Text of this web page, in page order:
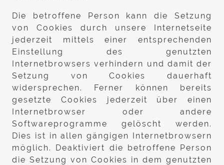
Die betroffene Person kann die Setzung
von Cookies durch unsere Internetseite
jederzeit mittels einer entsprechenden
Einstellung des genutzten
Internetbrowsers verhindern und damit der
Setzung von Cookies dauerhaft
widersprechen. Ferner können bereits
gesetzte Cookies jederzeit über einen
Internetbrowser oder andere
Softwareprogramme gelöscht werden.
Dies ist in allen gängigen Internetbrowsern
möglich. Deaktiviert die betroffene Person
die Setzung von Cookies in dem genutzten